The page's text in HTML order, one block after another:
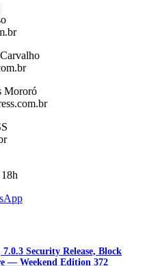
Mororó
Security Release, Block
— Weekend Edition 372